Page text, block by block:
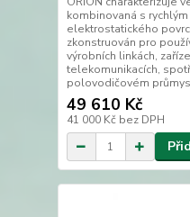
kombinovaná s
elektrostatického
zkonstruován pro
výrobních linkách,
telekomunikacích,
polovodičovém
49 610 Kč
41 000 Kč bez DPH